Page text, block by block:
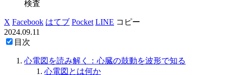
検査
X Facebook はてブ Pocket LINE コピー
2024.09.11
目次
心電図を読み解く：心臓の鼓動を波形で知る
心電図とは何か